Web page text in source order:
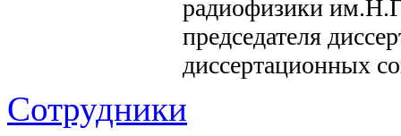
радиофизики
председателя
Сотрудники